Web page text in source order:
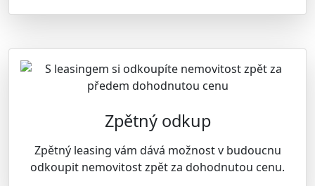
Zpětný odkup
Zpětný leasing vám dává možnost v budoucnu
odkoupit nemovitost zpět za dohodnutou cenu.